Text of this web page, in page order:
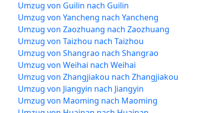
Umzug von Guilin nach Guilin
Umzug von Yancheng nach Yancheng
Umzug von Zaozhuang nach Zaozhuang
Umzug von Taizhou nach Taizhou
Umzug von Shangrao nach Shangrao
Umzug von Weihai nach Weihai
Umzug von Zhangjiakou nach Zhangjiakou
Umzug von Jiangyin nach Jiangyin
Umzug von Maoming nach Maoming